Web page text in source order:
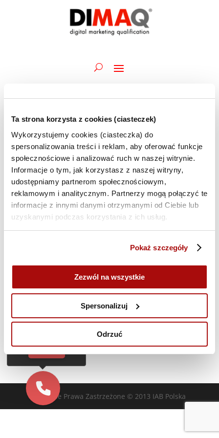
Ta strona korzysta z cookies (ciasteczek)
Wykorzystujemy cookies (ciasteczka) do
spersonalizowania treści i reklam, aby oferować funkcje
społecznościowe i analizować ruch w naszej witrynie.
Informacje o tym, jak korzystasz z naszej witryny,
udostępniamy partnerom społecznościowym,
reklamowym i analitycznym. Partnerzy mogą połączyć te
informacje z innymi danymi otrzymanymi od Ciebie lub
uzyskanymi podczas korzystania z ich usług.
Pokaż szczegóły
Zezwól na wszystkie
Spersonalizuj
Odrzuć
Wydarzenia
for
14
lipca
2026
po
i
14.07.2026
Wybierz
datę.
Trwające
Akademia DIMAQ Professional | A.Maciorowski
| 06-10 i 13-15.07 | szkolenie ONLINE | BRAK
MIEJSC
6 lipca @ 09:45-15 lipca @ 12:30
Następny dzień
Zasubskrybuj kalendarz
Wszelkie Prawa Zastrzeżone © 2013 IAB Polska
Cześć!
do Ciebie za darmo
TAK